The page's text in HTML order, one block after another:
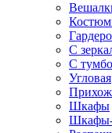
С
С
Угловая
Шкафы